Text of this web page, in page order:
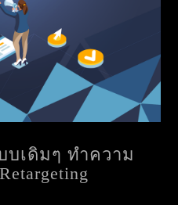
บเดิมๆ ทำความ